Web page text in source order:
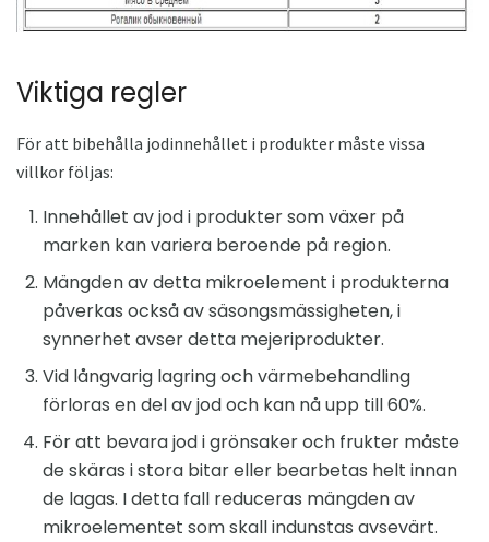
Viktiga regler
För att bibehålla jodinnehållet i produkter måste vissa
villkor följas:
Innehållet av jod i produkter som växer på
marken kan variera beroende på region.
Mängden av detta mikroelement i produkterna
påverkas också av säsongsmässigheten, i
synnerhet avser detta mejeriprodukter.
Vid långvarig lagring och värmebehandling
förloras en del av jod och kan nå upp till 60%.
För att bevara jod i grönsaker och frukter måste
de skäras i stora bitar eller bearbetas helt innan
de lagas. I detta fall reduceras mängden av
mikroelementet som skall indunstas avsevärt.